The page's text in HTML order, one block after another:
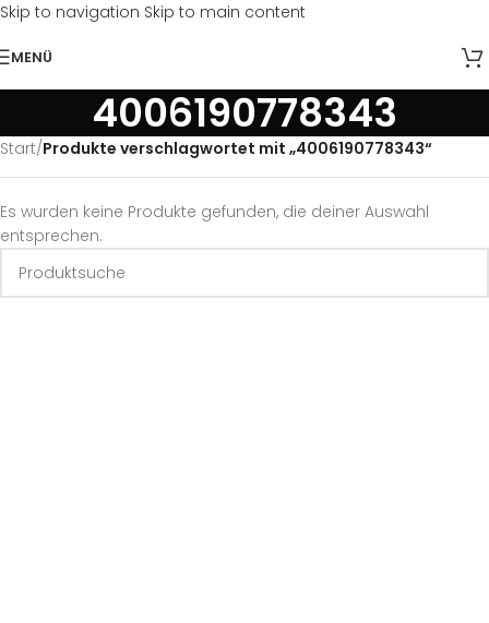
Skip to navigation Skip to main content
MENÜ
4006190778343
Start/Produkte verschlagwortet mit „4006190778343“
Es wurden keine Produkte gefunden, die deiner Auswahl
entsprechen.